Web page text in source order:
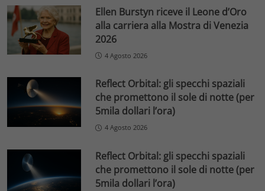
Ellen Burstyn riceve il Leone d’Oro
alla carriera alla Mostra di Venezia
2026
4 Agosto 2026
Reflect Orbital: gli specchi spaziali
che promettono il sole di notte (per
5mila dollari l’ora)
4 Agosto 2026
Reflect Orbital: gli specchi spaziali
che promettono il sole di notte (per
5mila dollari l’ora)